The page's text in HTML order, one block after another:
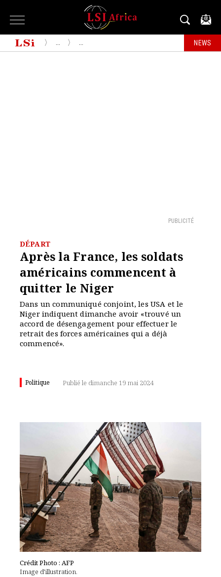
NEWS
PUBLICITÉ
DÉPART
Après la France, les soldats
américains commencent à
quitter le Niger
Dans un communiqué conjoint, les USA et le
Niger indiquent dimanche avoir «trouvé un
accord de désengagement pour effectuer le
retrait des forces américaines qui a déjà
commencé».
Politique Publié le dimanche 19 mai 2024
Crédit Photo : AFP
Image d’illustration.